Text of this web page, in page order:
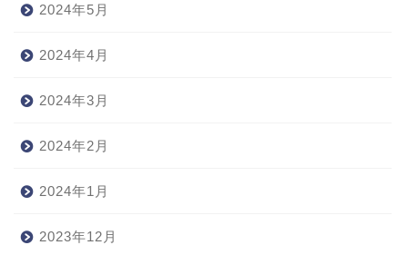
2024年5月
2024年4月
2024年3月
2024年2月
2024年1月
2023年12月